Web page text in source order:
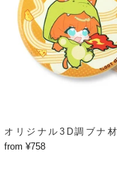
オリジナル3D調ブナ
from ¥758